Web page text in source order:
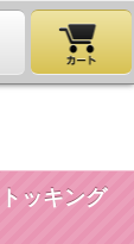
ッキング